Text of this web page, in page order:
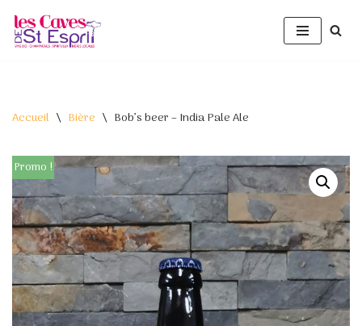
Aller
Accueil \ Bière \ Bob’s beer – India Pale Ale
Promo !